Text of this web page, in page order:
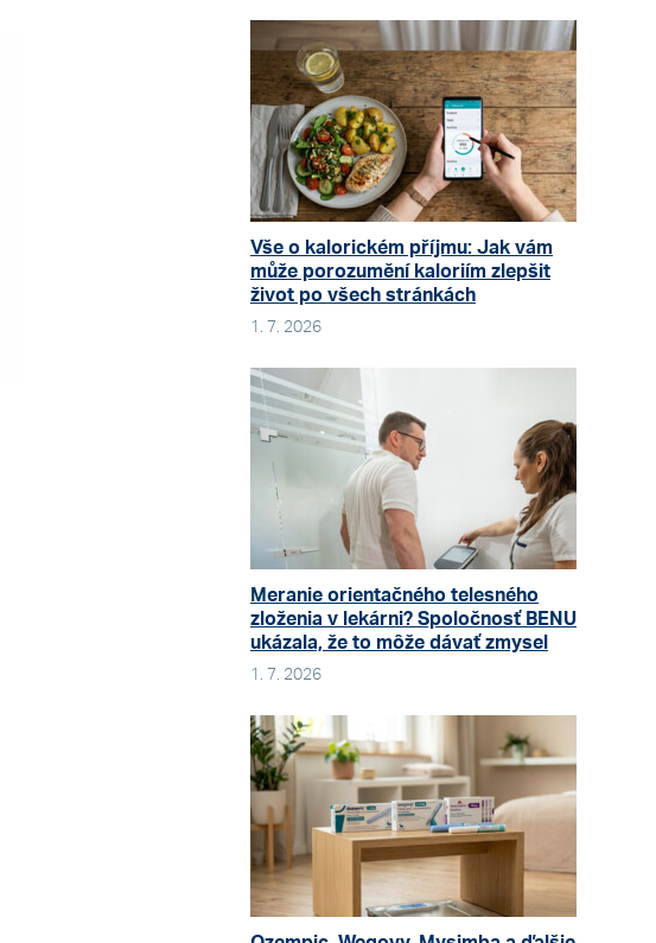
Vše o kalorickém příjmu: Jak vám
může porozumění kaloriím zlepšit
život po všech stránkách
1. 7. 2026
Meranie orientačného telesného
zloženia v lekárni? Spoločnosť BENU
ukázala, že to môže dávať zmysel
1. 7. 2026